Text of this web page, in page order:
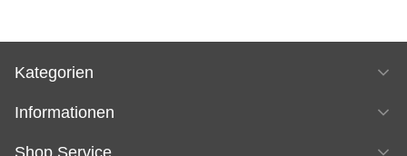
Kategorien
Informationen